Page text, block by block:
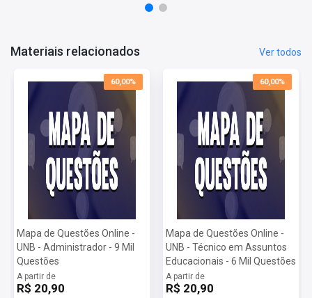
Taxa de Inscrição:R$ 112,30
Materiais relacionados Ver todos
60,00%
Mapa de Questões Online -
UNB - Administrador - 9 Mil
Questões
A partir de
R$ 20,90
60,00%
Mapa de Questões Online -
UNB - Técnico em Assuntos
Educacionais - 6 Mil Questões
A partir de
R$ 20,90